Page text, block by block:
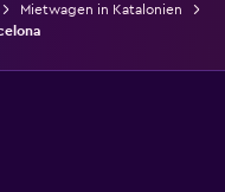
Mietwagen in Katalonien